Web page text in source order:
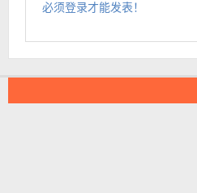
必须登录才能发表！